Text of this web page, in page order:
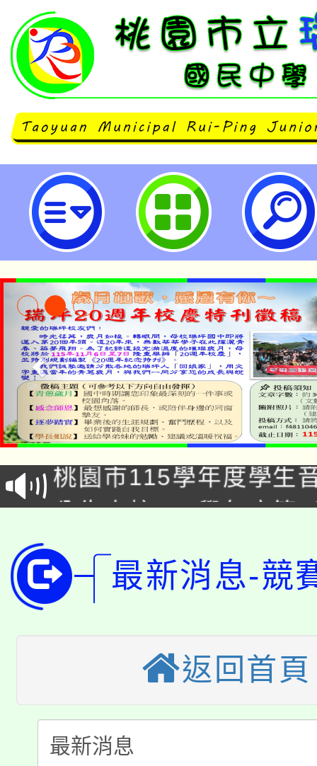
「2025中文能力測驗中心夏季全
市立瑞坪國民中學
公告本校115學年度第
代理(課)教師甄選結果(
「2026金融保險知識
車」活動
桃園市115學年度學生
生本土語及新住民語歌
公告本校115學年度第
代理(課)教師甄選結果(
轉知中國文化大學推廣
《TA101》溝通分析基
程，歡迎學生輔導中心
心理、諮商輔導、社會
系所師生報名參加。
轉知苗栗縣政府辦理
縣市「校園短影音徵
門員」簡章及活動海報
踴躍報名參加。
桃園市115學年度學生
「桃園市補助參觀特色
展演活動實施計畫」
115年度「教育部表揚
義教育推展貢獻獎」
公告本校115學年度第
最新消息-競
返回首頁